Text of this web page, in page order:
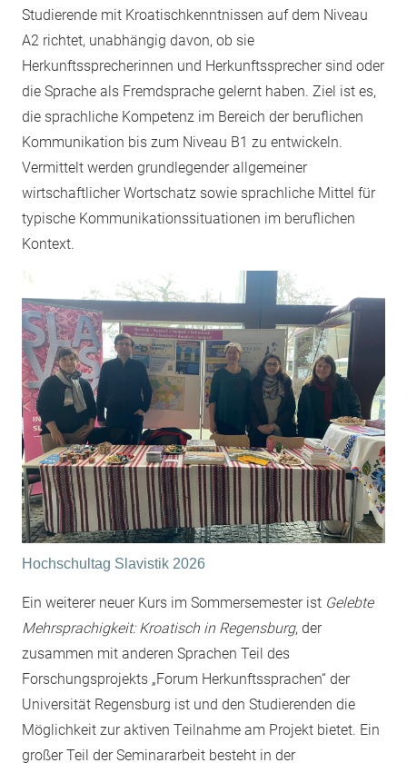
Studierende mit Kroatischkenntnissen auf dem Niveau
A2 richtet, unabhängig davon, ob sie
Herkunftssprecherinnen und Herkunftssprecher sind oder
die Sprache als Fremdsprache gelernt haben. Ziel ist es,
die sprachliche Kompetenz im Bereich der beruflichen
Kommunikation bis zum Niveau B1 zu entwickeln.
Vermittelt werden grundlegender allgemeiner
wirtschaftlicher Wortschatz sowie sprachliche Mittel für
typische Kommunikationssituationen im beruflichen
Kontext.
Hochschultag Slavistik 2026
Ein weiterer neuer Kurs im Sommersemester ist Gelebte
Mehrsprachigkeit: Kroatisch in Regensburg, der
zusammen mit anderen Sprachen Teil des
Forschungsprojekts „Forum Herkunftssprachen“ der
Universität Regensburg ist und den Studierenden die
Möglichkeit zur aktiven Teilnahme am Projekt bietet. Ein
großer Teil der Seminararbeit besteht in der